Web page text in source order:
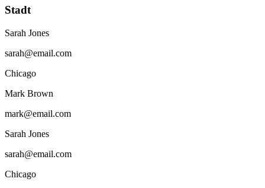
Stadt
Sarah Jones
sarah@email.com
Chicago
Mark Brown
mark@email.com
Sarah Jones
sarah@email.com
Chicago